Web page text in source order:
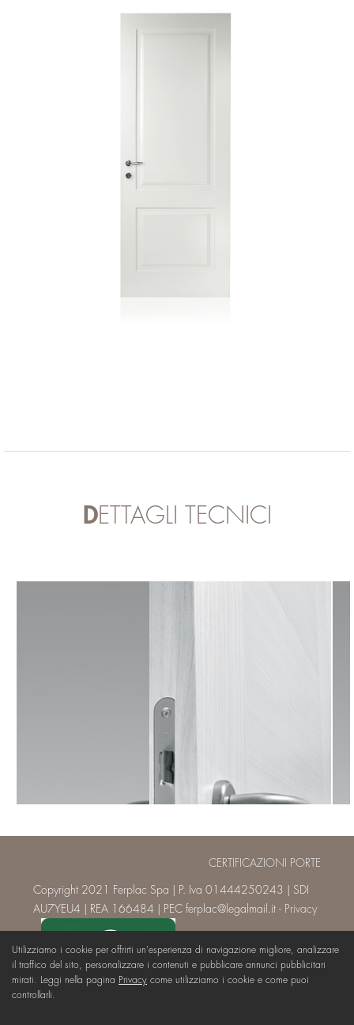
DETTAGLI TECNICI
Utilizziamo i cookie per offrirti un'esperienza di navigazione migliore, analizzare
il traffico del sito, personalizzare i contenuti e pubblicare annunci pubblicitari
mirati. Leggi nella pagina Privacy come utilizziamo i cookie e come puoi
controllarli.
CERTIFICAZIONI PORTE
Copyright 2021 Ferplac Spa | P. Iva 01444250243 | SDI
AU7YEU4 | REA 166484 | PEC ferplac@legalmail.it - Privacy